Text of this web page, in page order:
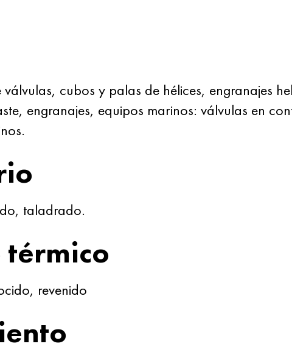
válvulas, cubos y palas de hélices, engranajes
engranajes, equipos marinos: válvulas en
taladrado.
revenido